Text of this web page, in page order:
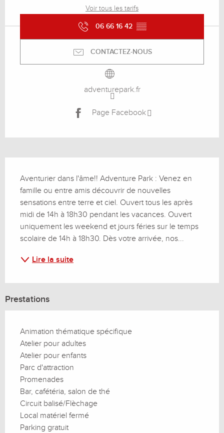
Voir tous les tarifs
06 66 16 42 ▒▒
CONTACTEZ-NOUS
adventurepark.fr
Page Facebook
Aventurier dans l'âme!! Adventure Park : Venez en
famille ou entre amis découvrir de nouvelles
sensations entre terre et ciel. Ouvert tous les après
midi de 14h à 18h30 pendant les vacances. Ouvert
uniquement les weekend et jours féries sur le temps
scolaire de 14h à 18h30. Dès votre arrivée, nos...
Lire la suite
Prestations
Animation thématique spécifique
Atelier pour adultes
Atelier pour enfants
Parc d'attraction
Promenades
Bar, cafétéria, salon de thé
Circuit balisé/Flèchage
Local matériel fermé
Parking gratuit